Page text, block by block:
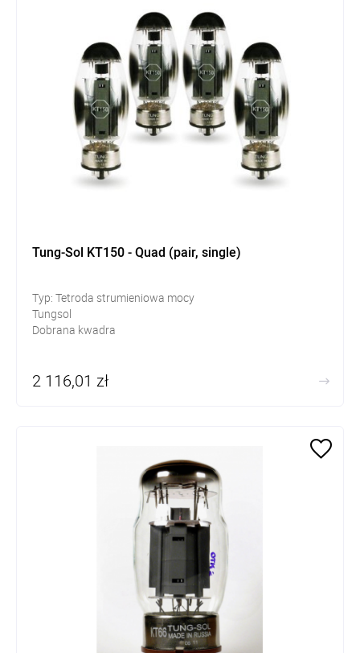
Tung-Sol KT150 - Quad (pair, single)
Typ: Tetroda strumieniowa mocy
Tungsol
Dobrana kwadra
2 116,01 zł